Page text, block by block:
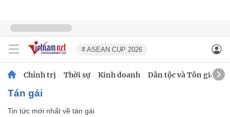
# ASEAN CUP 2026
Chính trị Thời sự Kinh doanh Dân tộc và Tôn giáo
tán gái
Tin tức mới nhất về tán gái